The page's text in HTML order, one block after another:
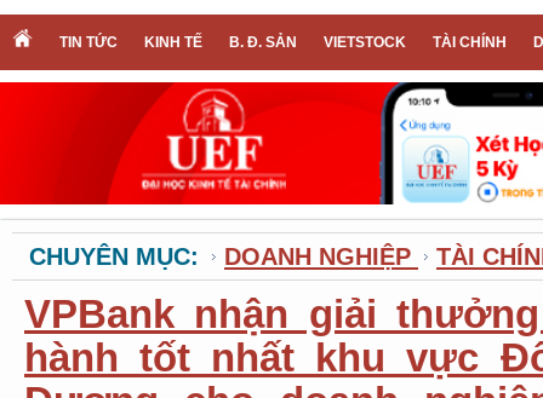
TIN TỨC KINH TẾ B. Đ. SẢN VIETSTOCK TÀI CHÍNH
CHUYÊN MỤC: DOANH NGHIỆP TÀI
VPBank nhận giải
hành tốt nhất khu vực